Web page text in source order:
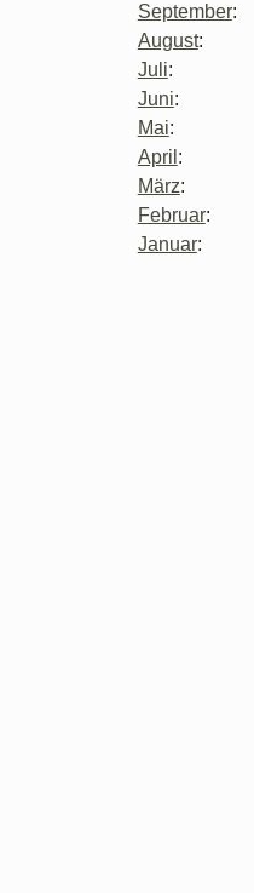
September:
August:
Juli:
Juni:
Mai:
April :
März:
Februar:
Januar: